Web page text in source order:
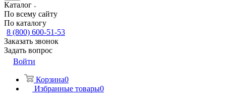
Каталог
По всему сайту
По каталогу
8 (800) 600-51-53
Заказать звонок
Задать вопрос
Войти
Корзина0
Избранные товары0